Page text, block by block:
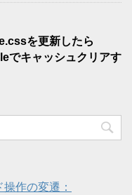
を更新したら
でキャッシュクリアす
作の変遷：